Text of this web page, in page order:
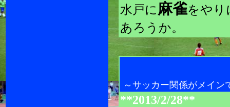
水戸に 麻雀をやり
あろうか。
～サッカー関係がメイ
**2013/2/28**